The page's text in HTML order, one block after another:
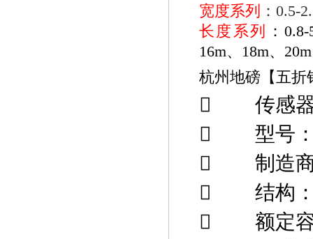
宽度系列
：0.5-
长度系列
：0.8-
16m、18m、
杭州地磅【五折
 传感
 型号
 制造
 结构
 额定